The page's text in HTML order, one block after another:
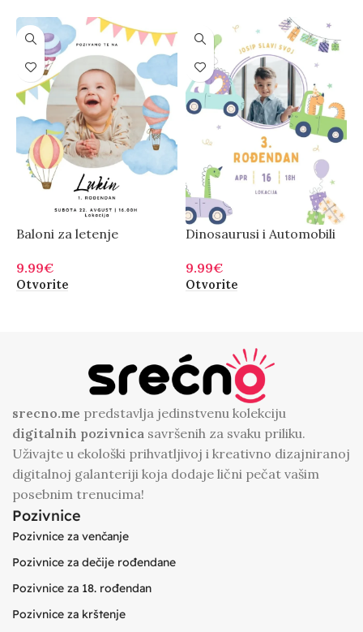
Baloni za letenje
9.99€
Otvorite
Dinosaurusi i Automobili
9.99€
Otvorite
srecno.me predstavlja jedinstvenu kolekciju
digitalnih pozivnica savršenih za svaku priliku.
Uživajte u ekološki prihvatljivoj i kreativno dizajniranoj
digitalnoj galanteriji koja dodaje lični pečat vašim
posebnim trenucima!
Pozivnice
Pozivnice za venčanje
Pozivnice za dečije rođendane
Pozivnice za 18. rođendan
Pozivnice za krštenje